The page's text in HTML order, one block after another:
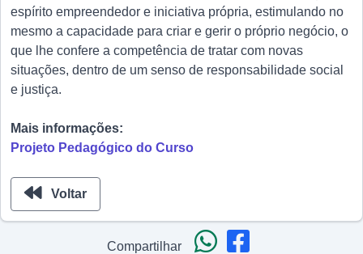
espírito empreendedor e iniciativa própria, estimulando no
mesmo a capacidade para criar e gerir o próprio negócio, o
que lhe confere a competência de tratar com novas
situações, dentro de um senso de responsabilidade social
e justiça.
Mais informações:
Projeto Pedagógico do Curso
Voltar
Compartilhar